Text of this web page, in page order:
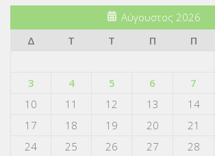
Αύγουστος 2026
Δ
Τ Τ Π Π
3
4 5 6 7
10
11 12 13 14
17
18 19 20 21
24
25 26 27 28